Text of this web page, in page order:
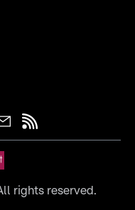
rights reserved.